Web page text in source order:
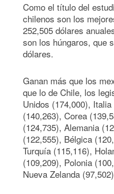
Como el título del
chilenos son los
252,505 dólares
son los húngaros, que
dólares.
Ganan más que los
que lo de Chile, los
Unidos (174,000),
(140,263), Corea
(124,735), Alemania
(122,555), Bélgica
Turquía (115,116),
(109,209), Polonia
Nueva Zelanda